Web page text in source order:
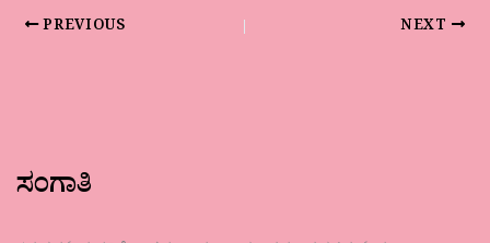
PREVIOUS NEXT
ಸಂಗಾತಿ